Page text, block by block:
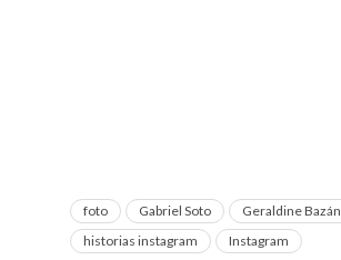
foto Gabriel Soto Geraldine Bazán
historias instagram
Instagram